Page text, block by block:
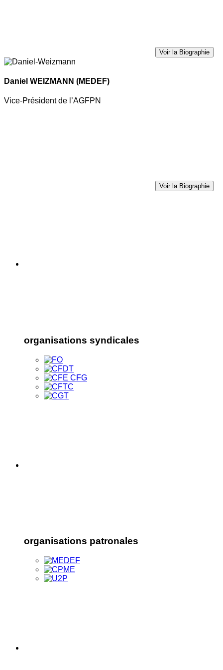
Voir la Biographie
Daniel WEIZMANN (MEDEF)
Vice-Président de l’AGFPN
Voir la Biographie
organisations syndicales
organisations patronales